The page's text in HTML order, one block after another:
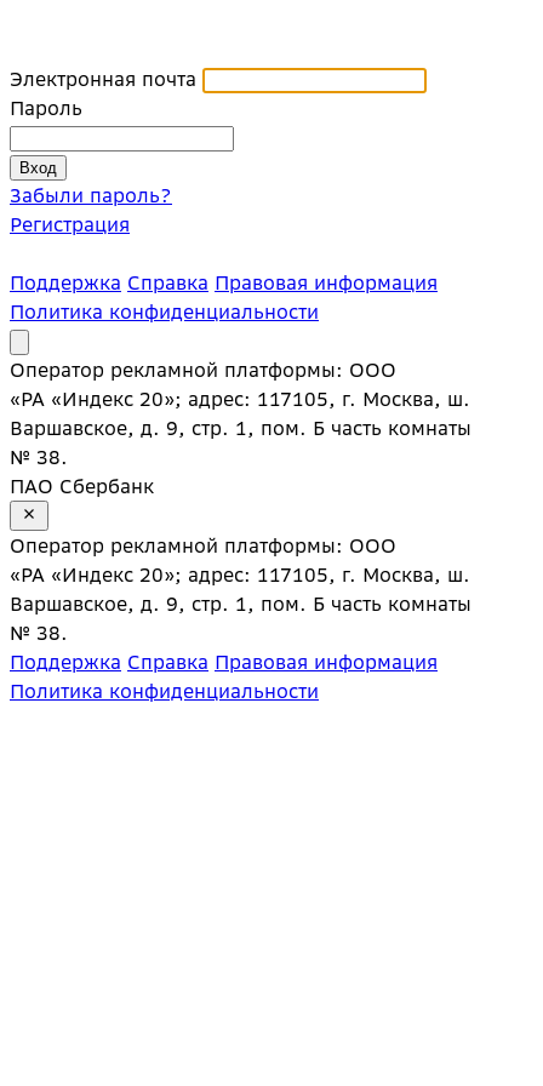
Электронная почта
Пароль
Забыли пароль?
Регистрация
Поддержка Справка Правовая информация
Политика конфиденциальности
Оператор рекламной платформы: ООО
«РА «Индекс 20»; адрес: 117105, г. Москва, ш.
Варшавское, д. 9, стр. 1, пом. Б часть комнаты
№ 38.
ПАО Сбербанк
Оператор рекламной платформы: ООО
«РА «Индекс 20»; адрес: 117105, г. Москва, ш.
Варшавское, д. 9, стр. 1, пом. Б часть комнаты
№ 38.
Поддержка Справка Правовая информация
Политика конфиденциальности